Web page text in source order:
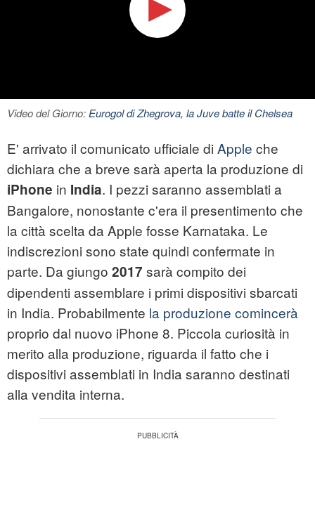
Video del Giorno:Eurogol di Zhegrova, la Juve batte il Chelsea
E' arrivato il comunicato ufficiale di Apple che
dichiara che a breve sarà aperta la produzione di
iPhone in India. I pezzi saranno assemblati a
Bangalore, nonostante c'era il presentimento che
la città scelta da Apple fosse Karnataka. Le
indiscrezioni sono state quindi confermate in
parte. Da giungo 2017 sarà compito dei
dipendenti assemblare i primi dispositivi sbarcati
in India. Probabilmente la produzione comincerà
proprio dal nuovo iPhone 8. Piccola curiosità in
merito alla produzione, riguarda il fatto che i
dispositivi assemblati in India saranno destinati
alla vendita interna.